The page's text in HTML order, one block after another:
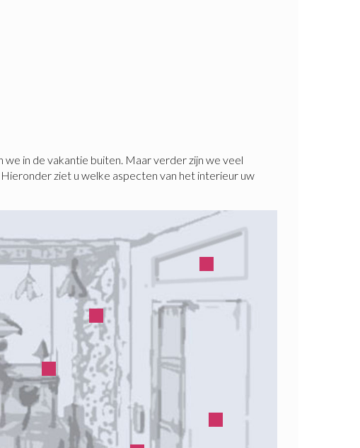
in de vakantie buiten. Maar verder zijn we veel
ziet u welke aspecten van het interieur uw